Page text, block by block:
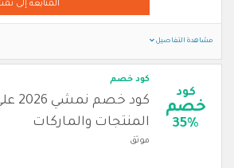
المتابعة إلى
مشاهدة التفاصيل
كود
خصم
35%
كود خصم
كود
المنتجات والماركات
موثق